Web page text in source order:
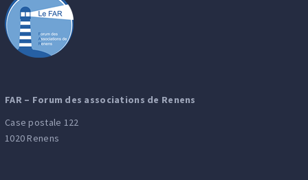
FAR – Forum des associations de Renens
Case postale 122
1020 Renens